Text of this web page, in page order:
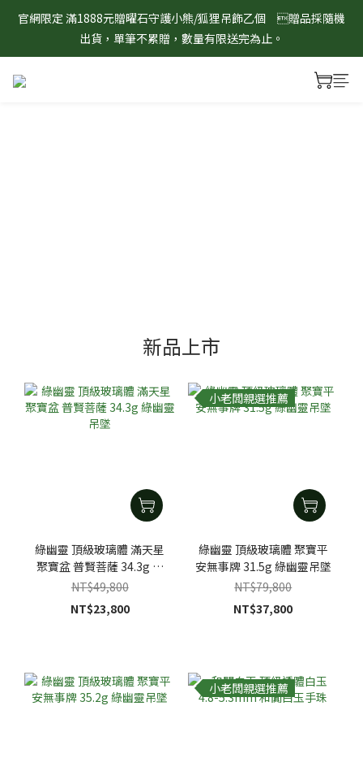
8/1-8/31 淨心護運 全館8折起 記得將商品加入購物車查看最終折
扣金額！
8/1-8/31 淨心護運 全館8折起 記得將商品加入購物車查看最終折
新品上市
綠幽靈 頂級玻璃體 滿天星
聚寶盆 普賢菩薩 34.3g 綠
幽靈吊墜
NT$49,800
NT$23,800
小老闆親選推薦
綠幽靈 頂級玻璃體 聚寶平
安無事牌 31.5g 綠幽靈吊墜
NT$79,800
NT$37,800
小老闆親選推薦